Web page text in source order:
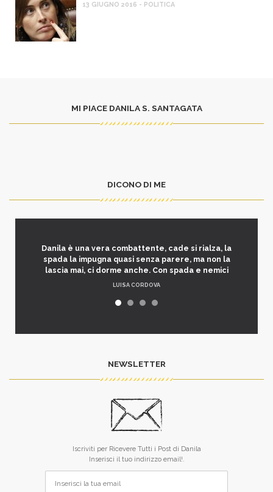
13 GIUGNO 2016 - POLITICA
MI PIACE DANILA S. SANTAGATA
DICONO DI ME
Danila è una vera combattente, cade si rialza, la
spada la impugna quasi senza parere, ma non la
lascia mai, ci dorme anche. Con spada e nemici
LUISA CORDOVA
NEWSLETTER
Iscriviti per Ricevere Tutti i Post di Danila
Inserisci il tuo indirizzo email!.